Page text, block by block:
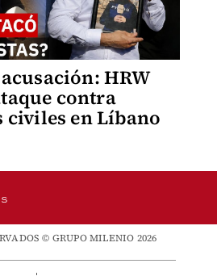
HRW
contra
civiles en Líbano
© GRUPO MILENIO 2026